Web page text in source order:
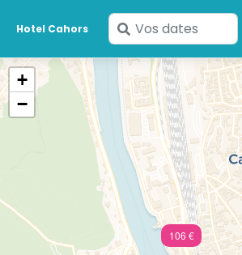
Hotel Cahors
Saisissez
vos
dates
106 €
+
−